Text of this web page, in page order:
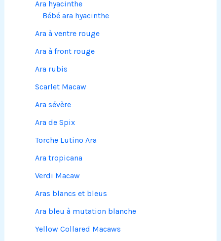
Ara hyacinthe
Bébé ara hyacinthe
Ara à ventre rouge
Ara à front rouge
Ara rubis
Scarlet Macaw
Ara sévère
Ara de Spix
Torche Lutino Ara
Ara tropicana
Verdi Macaw
Aras blancs et bleus
Ara bleu à mutation blanche
Yellow Collared Macaws